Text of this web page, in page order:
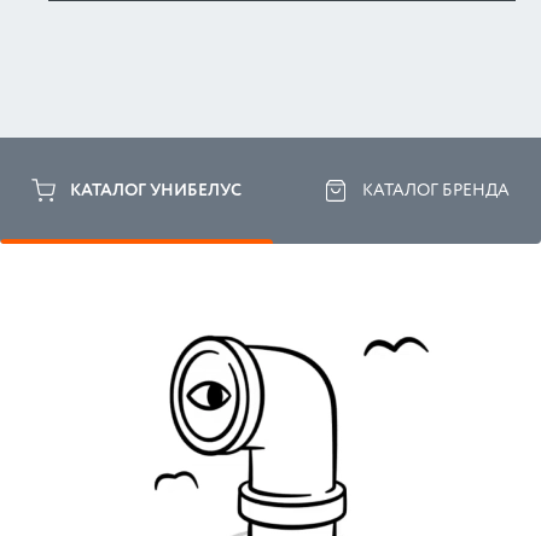
КАТАЛОГ УНИБЕЛУС КАТАЛОГ БРЕНДА